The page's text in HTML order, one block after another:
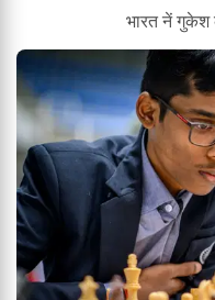
भारत नें गुकेश